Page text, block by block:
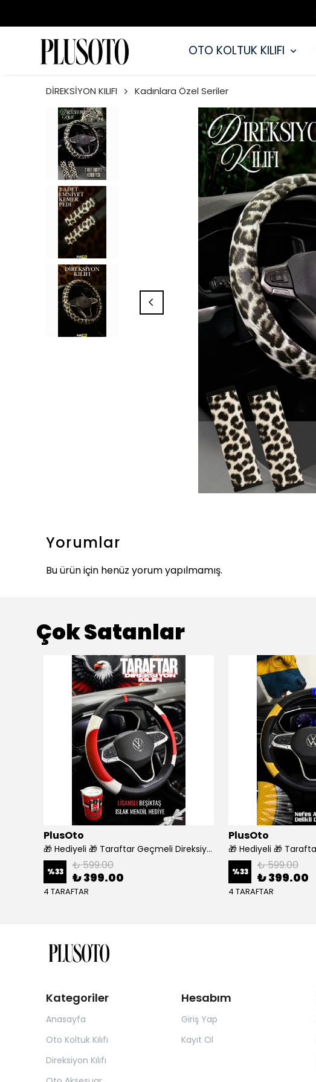
OTO KOLTUK KILIFI
DİREKSİYON KILIFI Kadınlara Özel Seriler
Yorumlar
Bu ürün için henüz yorum yapılmamış.
Çok Satanlar
PlusOto
🎁 Hediyeli 🎁 Taraftar Geçmeli Direksiyon Kılıfı - BEŞİKTAŞ
%33 ₺ 599.00
₺ 399.00
4 TARAFTAR
PlusOto
%33 ₺ 599.00
₺ 399.00
4 TARAFTAR
Kategoriler
Anasayfa
Oto Koltuk Kılıfı
Direksiyon Kılıfı
Hesabım
Giriş Yap
Kayıt Ol